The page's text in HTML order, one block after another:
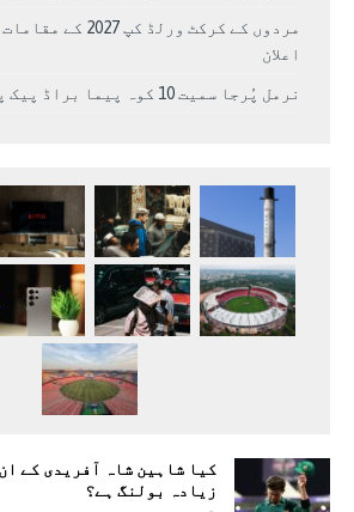
مردوں کے کرکٹ ورلڈ
اعلان
نرمل پُرجا سمیت 10 کوہ پیما براڈ پیک پر لاپتہ
کیا شاہین شاہ آفریدی کے
زیادہ بولنگ ہے؟